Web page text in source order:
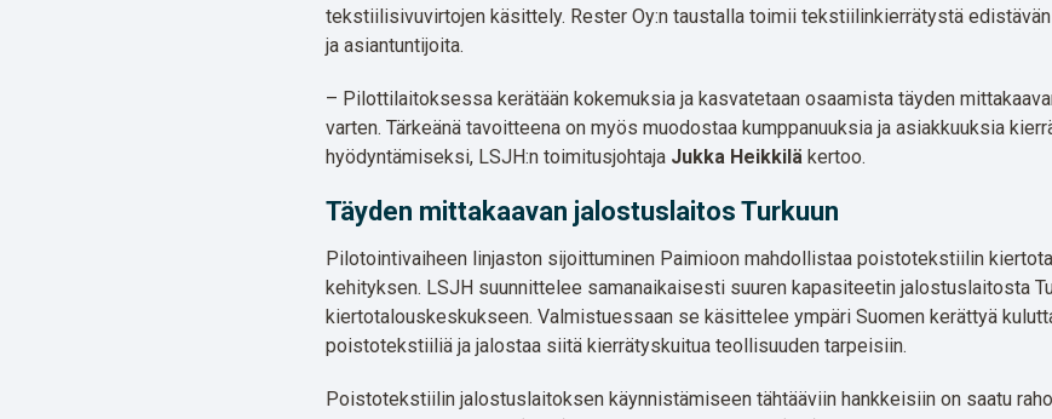
tekstiilisivuvirtojen käsittely. Rester Oy:n taustalla toimii tekstiilinkierrätystä
ja asiantuntijoita.
– Pilottilaitoksessa kerätään kokemuksia ja kasvatetaan osaamista täyden
varten. Tärkeänä tavoitteena on myös muodostaa kumppanuuksia ja asiakkuuksia
hyödyntämiseksi, LSJH:n toimitusjohtaja Jukka Heikkiläkertoo.
Täyden mittakaavan jalostuslaitos Turkuun
Pilotointivaiheen linjaston sijoittuminen Paimioon mahdollistaa poistotekstiilin
kehityksen. LSJH suunnittelee samanaikaisesti suuren kapasiteetin jalostuslaitosta
kiertotalouskeskukseen. Valmistuessaan se käsittelee ympäri Suomen kerättyä
poistotekstiiliä ja jalostaa siitä kierrätyskuitua teollisuuden tarpeisiin.
Poistotekstiilin jalostuslaitoksen käynnistämiseen tähtääviin hankkeisiin on saatu